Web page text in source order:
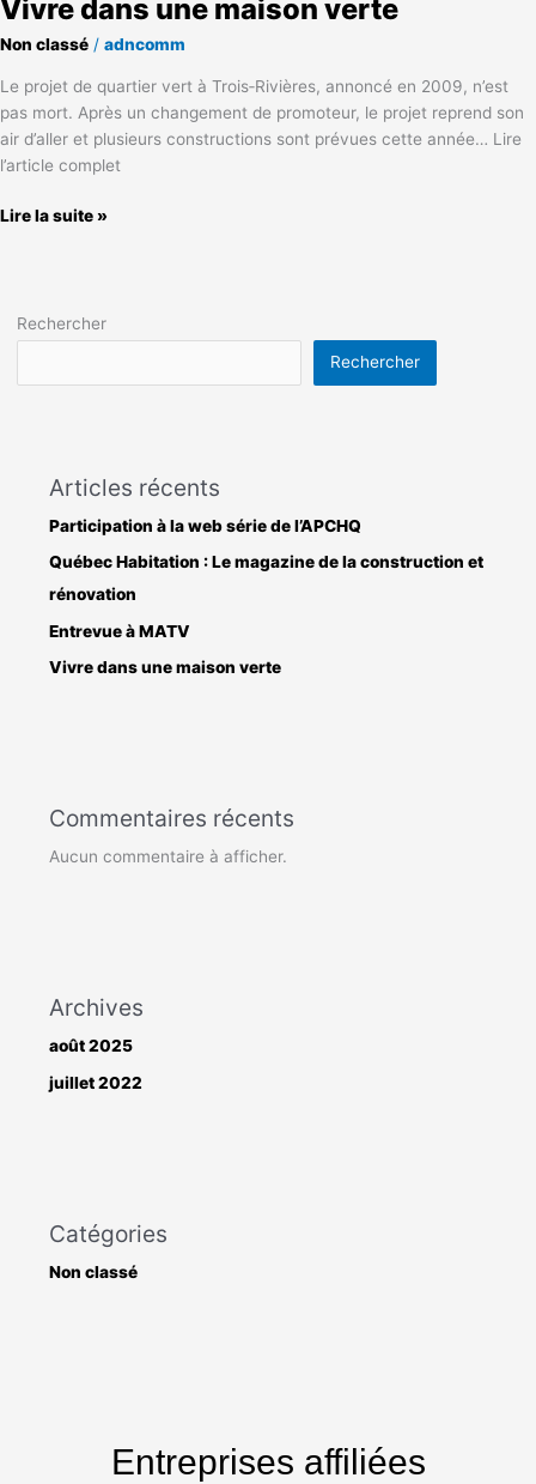
Vivre dans une maison verte
Non classé / adncomm
Le projet de quartier vert à Trois‑Rivières, annoncé en 2009, n’est
pas mort. Après un changement de promoteur, le projet reprend son
air d’aller et plusieurs constructions sont prévues cette année… Lire
l’article complet
une
verte
Lire la suite »
Rechercher
Rechercher
Articles récents
Participation à la web série de l’APCHQ
Québec Habitation : Le magazine de la construction et
rénovation
Entrevue à MATV
Vivre dans une maison verte
Commentaires récents
Aucun commentaire à afficher.
Archives
août 2025
juillet 2022
Catégories
Non classé
Entreprises affiliées